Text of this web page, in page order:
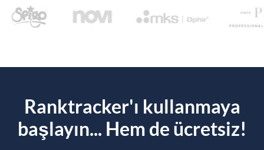
Ranktracker'ı kullanmaya
başlayın... Hem de ücretsiz!